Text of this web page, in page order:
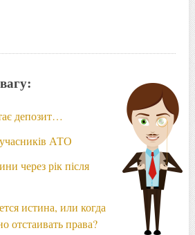
депозит…
АТО
через рік після
истина, или когда
отстаивать права?